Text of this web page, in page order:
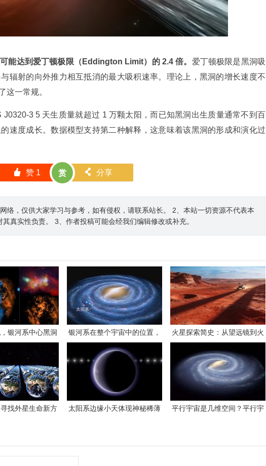
能达到爱丁顿极限（Eddington Limit）的 2.4 倍。 爱丁顿极限是黑洞吸
辐射的向外推力相互抵消的最大吸积速率。理论上，黑洞的增长速度不
这一常规。
3 5 天生质量就超过 1 万颗太阳，而已知黑洞出生质量通常不到百
速度成长。数据模型支持第二种解释，这意味着该黑洞的形成和演化过
󰄼 赞 1 赏 󰄯 分享
络，仅供大家学习与参考，如有侵权，请联系站长。 2、本站一切资源不代表本
真实性负责。 3、作者投稿可能会经我们编辑修改或补充。
银河系中心黑洞
被发现
银河系在整个宇宙中的位置，
不感叹地球的渺小，感叹银河
系的渺小！
火星探索简史：从望远镜到火
星车
找外星生命新方
太阳系边缘小天体现神秘稀薄
平行宇宙是几维空间？平行宇